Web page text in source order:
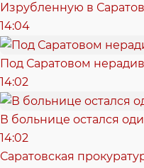
Изрубленную в
14:04
Под Саратовом
14:02
В больнице остался
14:02
Саратовская